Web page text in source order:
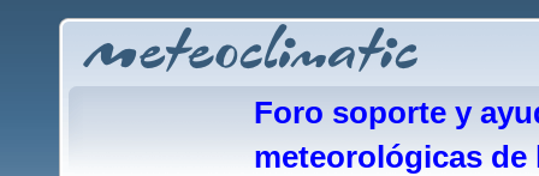
Foro soporte y
meteorológicas de